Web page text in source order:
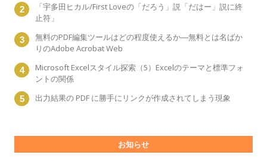
「宇多田ヒカル/First Loveの「だろう」説「だはー」説に終
止符」
無料のPDF編集ツールはどの程度使えるか―無料とは名ばか
りのAdobe Acrobat Web
Microsoft Excelスタイル探索（5）Excelのテーマと標準フォ
ントの関係
出力結果の PDF に勝手にリンクが作成されてしまう現象
お知らせ